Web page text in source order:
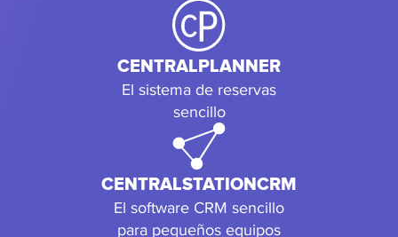
CENTRALPLANNER
El sistema de reservas
sencillo
CENTRALSTATIONCRM
El software CRM sencillo
para pequeños equipos